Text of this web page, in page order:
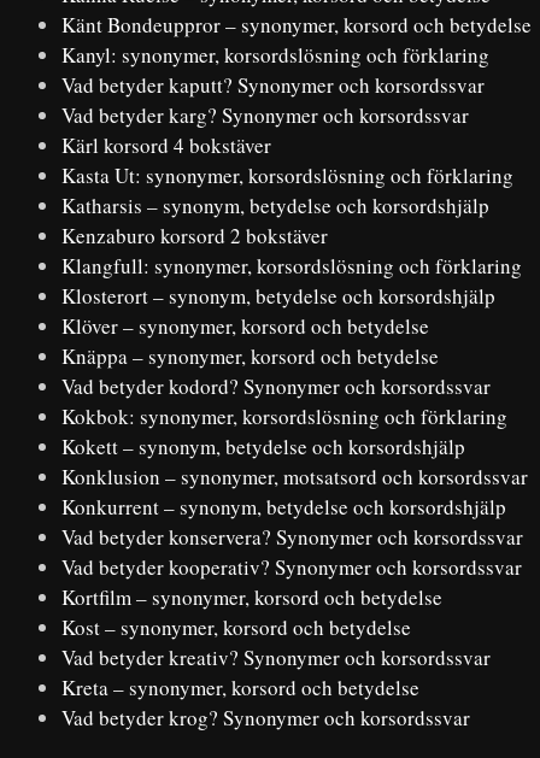
Känt Bondeuppror – synonymer, korsord och betydelse
Kanyl: synonymer, korsordslösning och förklaring
Vad betyder kaputt? Synonymer och korsordssvar
Vad betyder karg? Synonymer och korsordssvar
Kärl korsord 4 bokstäver
Kasta Ut: synonymer, korsordslösning och förklaring
Katharsis – synonym, betydelse och korsordshjälp
Kenzaburo korsord 2 bokstäver
Klangfull: synonymer, korsordslösning och förklaring
Klosterort – synonym, betydelse och korsordshjälp
Klöver – synonymer, korsord och betydelse
Knäppa – synonymer, korsord och betydelse
Vad betyder kodord? Synonymer och korsordssvar
Kokbok: synonymer, korsordslösning och förklaring
Kokett – synonym, betydelse och korsordshjälp
Konklusion – synonymer, motsatsord och korsordssvar
Konkurrent – synonym, betydelse och korsordshjälp
Vad betyder konservera? Synonymer och korsordssvar
Vad betyder kooperativ? Synonymer och korsordssvar
Kortfilm – synonymer, korsord och betydelse
Kost – synonymer, korsord och betydelse
Vad betyder kreativ? Synonymer och korsordssvar
Kreta – synonymer, korsord och betydelse
Vad betyder krog? Synonymer och korsordssvar